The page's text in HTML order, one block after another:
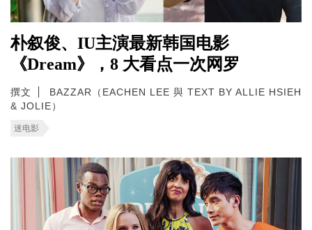
朴叙俊、IU主演最新韩国电影
《Dream》，8 大看点一次网罗
撰文
BAZZAR（EACHEN LEE 與 TEXT BY ALLIE HSIEH
& JOLIE）
迷电影